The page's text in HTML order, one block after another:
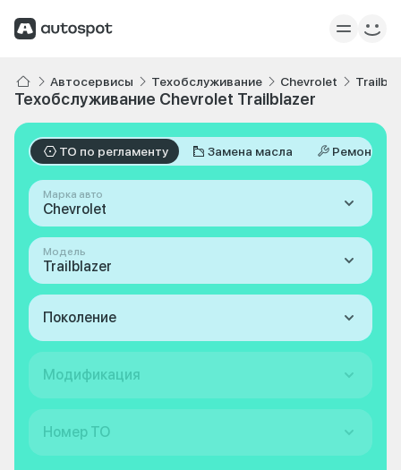
Автосервисы Техобслуживание Chevrolet
Техобслуживание Chevrolet Trailblazer
ТО по регламенту Замена масла Ремонт
Марка авто
Chevrolet
Модель
Trailblazer
Поколение
Модификация
Номер ТО